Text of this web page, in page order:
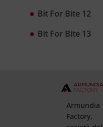
Bit For Bite 12
Bit For Bite 13
Armundia
Factory,